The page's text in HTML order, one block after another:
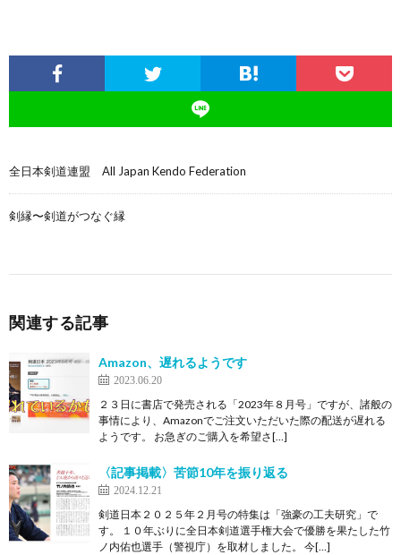
全日本剣道連盟 All Japan Kendo Federation
剣縁〜剣道がつなぐ縁
関連する記事
Amazon、遅れるようです
2023.06.20
２３日に書店で発売される「2023年８月号」ですが、諸般の
事情により、Amazonでご注文いただいた際の配送が遅れる
ようです。 お急ぎのご購入を希望さ[…]
〈記事掲載〉苦節10年を振り返る
2024.12.21
剣道日本２０２５年２月号の特集は「強豪の工夫研究」で
す。 １０年ぶりに全日本剣道選手権大会で優勝を果たした竹
ノ内佑也選手（警視庁）を取材しました。 今[…]